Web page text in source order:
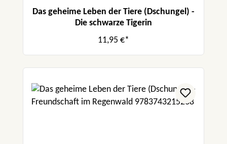
Das geheime Leben der Tiere (Dschungel) -
Die schwarze Tigerin
11,95 €*